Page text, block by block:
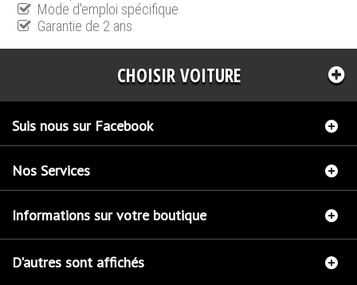
Mode d'emploi spécifique
Garantie de 2 ans
CHOISIR VOITURE
Suis nous sur Facebook
Nos Services
Informations sur votre boutique
D'autres sont affichés